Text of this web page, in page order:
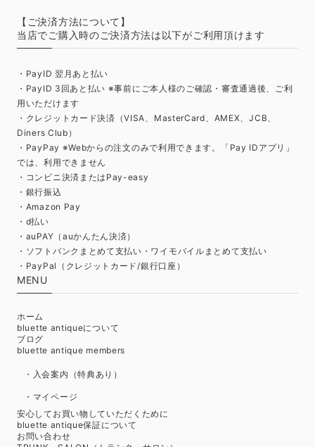
【ご決済方法について】
当店でご購入時のご決済方法は以下がご利用頂けます
・PayID 翌月あと払い
・PayID 3回あと払い ※事前にご本人様のご確認・審査通過後、ご利
用いただけます
・クレジットカード決済（VISA、MasterCard、AMEX、JCB、
Diners Club）
・PayPay ※Webからの注文のみで利用できます。「Pay IDアプリ」
では、利用できません
・コンビニ決済またはPay-easy
・銀行振込
・Amazon Pay
・d払い
・auPAY（auかんたん決済）
・ソフトバンクまとめて支払い・ワイモバイルまとめて支払い
・PayPal（クレジットカード/銀行口座）
MENU
ホーム
bluette antiqueについて
ブログ
bluette antique members
・入会案内（特典あり）
・マイページ
安心してお買い物していただくために
bluette antique保証について
お問い合わせ